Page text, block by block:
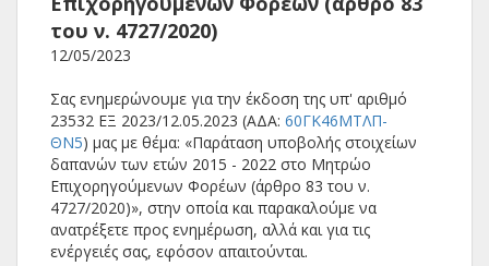
του ν. 4727/2020)
12/05/2023
Σας ενημερώνουμε για την έκδοση της υπ' αριθμό
23532 ΕΞ 2023/12.05.2023 (ΑΔΑ: 60ΓΚ46ΜΤΛΠ-
ΘΝ5) μας με θέμα: «Παράταση υποβολής στοιχείων
δαπανών των ετών 2015 - 2022 στο Μητρώο
Επιχορηγούμενων Φορέων (άρθρο 83 του ν.
4727/2020)», στην οποία και παρακαλούμε να
ανατρέξετε προς ενημέρωση, αλλά και για τις
ενέργειές σας, εφόσον απαιτούνται.